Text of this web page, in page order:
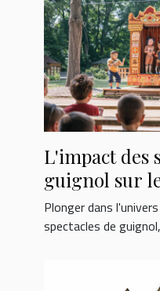
L'impact des
guignol sur
des enfants
Plonger dans
spectacles de